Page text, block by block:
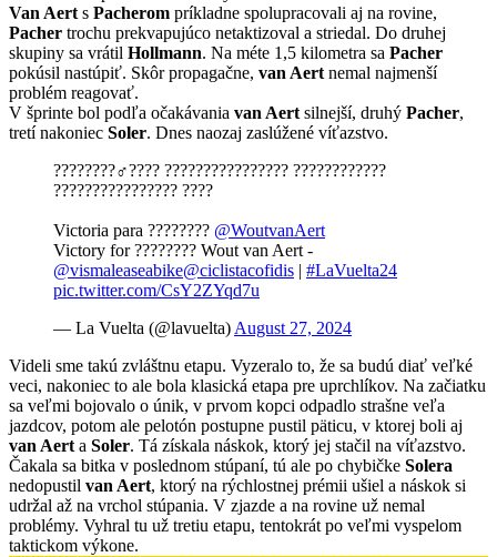
Van Aert s Pacherom príkladne spolupracovali aj na rovine,
Pacher trochu prekvapujúco netaktizoval a striedal. Do druhej
skupiny sa vrátil Hollmann. Na méte 1,5 kilometra sa Pacher
pokúsil nastúpiť. Skôr propagačne, van Aert nemal najmenší
problém reagovať.
V šprinte bol podľa očakávania van Aert silnejší, druhý Pacher,
tretí nakoniec Soler. Dnes naozaj zaslúžené víťazstvo.
????????‍♂️???? ???????????????? ????????????
???????????????? ????
Victoria para ???????? @WoutvanAert
Victory for ???????? Wout van Aert -
@vismaleaseabike@ciclistacofidis | #LaVuelta24
pic.twitter.com/CsY2ZYqd7u
— La Vuelta (@lavuelta) August 27, 2024
Videli sme takú zvláštnu etapu. Vyzeralo to, že sa budú diať veľké
veci, nakoniec to ale bola klasická etapa pre uprchlíkov. Na začiatku
sa veľmi bojovalo o únik, v prvom kopci odpadlo strašne veľa
jazdcov, potom ale pelotón postupne pustil päticu, v ktorej boli aj
van Aert a Soler. Tá získala náskok, ktorý jej stačil na víťazstvo.
Čakala sa bitka v poslednom stúpaní, tú ale po chybičke Solera
nedopustil van Aert, ktorý na rýchlostnej prémii ušiel a náskok si
udržal až na vrchol stúpania. V zjazde a na rovine už nemal
problémy. Vyhral tu už tretiu etapu, tentokrát po veľmi vyspelom
taktickom výkone.